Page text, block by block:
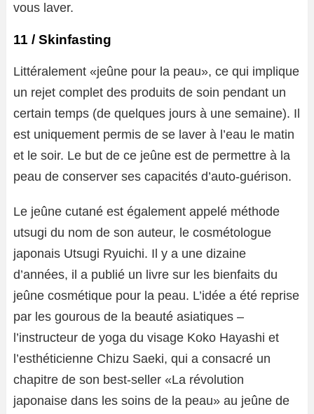
vous laver.
11 / Skinfasting
Littéralement «jeûne pour la peau», ce qui implique
un rejet complet des produits de soin pendant un
certain temps (de quelques jours à une semaine). Il
est uniquement permis de se laver à l’eau le matin
et le soir. Le but de ce jeûne est de permettre à la
peau de conserver ses capacités d’auto-guérison.
Le jeûne cutané est également appelé méthode
utsugi du nom de son auteur, le cosmétologue
japonais Utsugi Ryuichi. Il y a une dizaine
d’années, il a publié un livre sur les bienfaits du
jeûne cosmétique pour la peau. L’idée a été reprise
par les gourous de la beauté asiatiques –
l’instructeur de yoga du visage Koko Hayashi et
l’esthéticienne Chizu Saeki, qui a consacré un
chapitre de son best-seller «La révolution
japonaise dans les soins de la peau» au jeûne de